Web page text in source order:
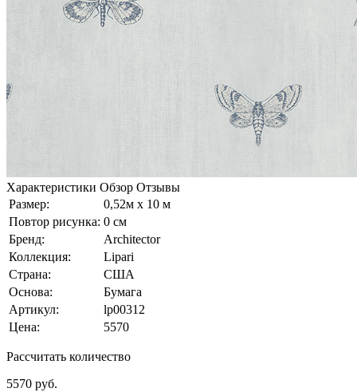
Характеристики Обзор Отзывы
Размер:
0,52м x 10 м
Повтор рисунка: 0 см
Бренд:
Architector
Коллекция:
Lipari
Страна:
США
Основа:
Бумага
Артикул:
lp00312
Цена:
5570
Рассчитать количество
5570 руб.